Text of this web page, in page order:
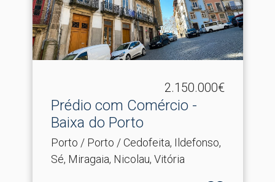
2.150.000€
Prédio com Comércio -
Baixa do Porto
Porto / Porto / Cedofeita, Ildefonso,
Sé, Miragaia, Nicolau, Vitória